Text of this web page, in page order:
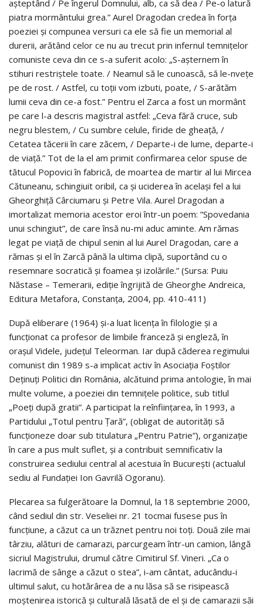
așteptând / Pe îngerul Domnului, alb, ca să dea / Pe-o latură
piatra mormântului grea.” Aurel Dragodan credea în forța
poeziei și compunea versuri ca ele să fie un memorial al
durerii, arătând celor ce nu au trecut prin infernul temnițelor
comuniste ceva din ce s-a suferit acolo: „S-așternem în
stihuri restriștele toate. / Neamul să le cunoască, să le-nvețe
pe de rost. / Astfel, cu toții vom izbuti, poate, / S-arătăm
lumii ceva din ce-a fost.” Pentru el Zarca a fost un mormânt
pe care l-a descris magistral astfel: „Ceva fără cruce, sub
negru blestem, / Cu sumbre celule, firide de gheață, /
Cetatea tăcerii în care zăcem, / Departe-i de lume, departe-i
de viață.” Tot de la el am primit confirmarea celor spuse de
tătucul Popovici în fabrică, de moartea de martir al lui Mircea
Cătuneanu, schingiuit oribil, ca și uciderea în același fel a lui
Gheorghiță Cârciumaru și Petre Vila. Aurel Dragodan a
imortalizat memoria acestor eroi într-un poem: ”Spovedania
unui schingiut”, de care însă nu-mi aduc aminte. Am rămas
legat pe viață de chipul senin al lui Aurel Dragodan, care a
rămas și el în Zarcă până la ultima clipă, suportând cu o
resemnare socratică și foamea și izolările.” (Sursa: Puiu
Năstase – Temerarii, ediție îngrijită de Gheorghe Andreica,
Editura Metafora, Constanța, 2004, pp. 410-411)
După eliberare (1964) și-a luat licența în filologie și a
funcționat ca profesor de limbile franceză și engleză, în
orașul Videle, județul Teleorman. Iar după căderea regimului
comunist din 1989 s-a implicat activ în Asociația Foștilor
Deținuți Politici din România, alcătuind prima antologie, în mai
multe volume, a poeziei din temnițele politice, sub titlul
„Poeți după gratii”. A participat la reînființarea, în 1993, a
Partidului „Totul pentru Țară”, (obligat de autorități să
funcționeze doar sub titulatura „Pentru Patrie”), organizație
în care a pus mult suflet, și a contribuit semnificativ la
construirea sediului central al acestuia în București (actualul
sediu al Fundației Ion Gavrilă Ogoranu).
Plecarea sa fulgerătoare la Domnul, la 18 septembrie 2000,
când sediul din str. Veseliei nr. 21 tocmai fusese pus în
funcțiune, a căzut ca un trăznet pentru noi toți. Două zile mai
târziu, alături de camarazi, parcurgeam într-un camion, lângă
sicriul Magistrului, drumul către Cimitirul Sf. Vineri. „Ca o
lacrimă de sânge a căzut o stea”, i-am cântat, aducându-i
ultimul salut, cu hotărârea de a nu lăsa să se risipească
moștenirea istorică și culturală lăsată de el și de camarazii săi